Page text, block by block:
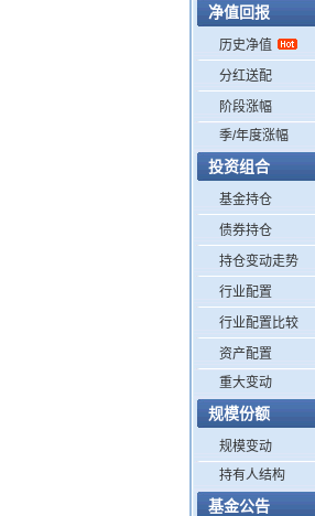
净值回报
历史净值
分红送配
阶段涨幅
季/年度涨幅
投资组合
基金持仓
债券持仓
持仓变动走势
行业配置
行业配置比较
资产配置
重大变动
规模份额
规模变动
持有人结构
基金公告